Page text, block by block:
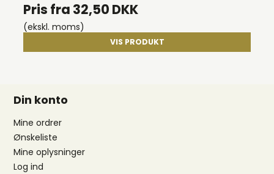
Pris fra 32,50 DKK
(ekskl. moms)
VIS PRODUKT
Din konto
Mine ordrer
Ønskeliste
Mine oplysninger
Log ind